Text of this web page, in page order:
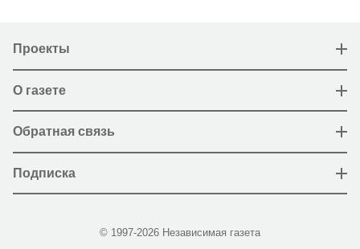
Проекты
О газете
Обратная связь
Подписка
© 1997-2026 Независимая газета